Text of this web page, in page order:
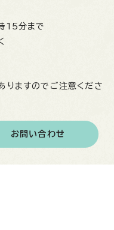
15分まで
りますのでご注意くださ
お問い合わせ